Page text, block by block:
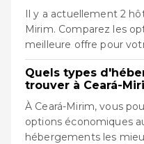
Il y a actuellement 2
Mirim. Comparez les
meilleure offre pour
Quels types
trouver à Ceará-
À Ceará-Mirim, vous
options économiques
hébergements les